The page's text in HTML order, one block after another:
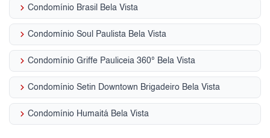
keyboard_arrow_right Condomínio Brasil Bela Vista
keyboard_arrow_right Condomínio Soul Paulista Bela Vista
keyboard_arrow_right Condomínio Griffe Pauliceia 360° Bela Vista
keyboard_arrow_right Condomínio Setin Downtown Brigadeiro Bela Vista
keyboard_arrow_right Condomínio Humaitá Bela Vista